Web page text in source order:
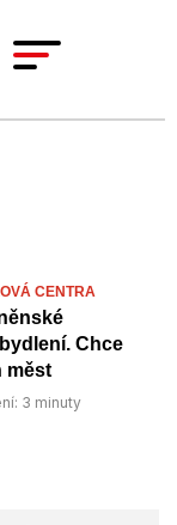
CENTRA
Chce
měst
3 minuty